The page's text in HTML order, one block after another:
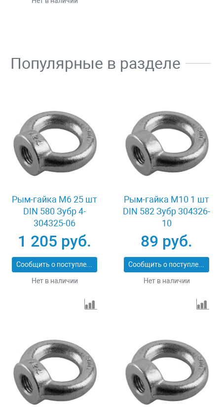
Популярные в разделе
Рым-гайка M6 25 шт
DIN 580 Зубр 4-
304325-06
1 205 руб.
Сообщить о поступлении
Нет в наличии
Рым-гайка М10 1 шт
DIN 582 Зубр 304326-
10
89 руб.
Сообщить о поступлении
Нет в наличии